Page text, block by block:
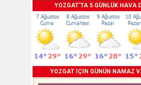
YOZGAT'TA 5 GÜNLÜK HAVA
YOZGAT İÇİN GÜNÜN NAMAZ